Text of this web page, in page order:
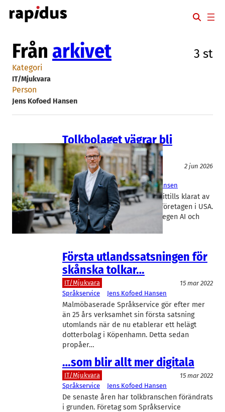
Hoppa
till
Från arkivet 3 st
Kategori
IT/Mjukvara
Person
Jens Kofoed Hansen
Tolkbolaget vägrar bli
uppköpt
AI Digitala tjänster
2 jun 2026
Språkservice
Antonijo Trpevski, Jens Kofoed Hansen
Tolkbolaget Språkservice har hittills klarat av
konkurrensen från AI och jätteföretagen i USA.
Nu lanserar Malmöbolaget sin egen AI och
säger nej till uppköpspropåer.
Första utlandssatsningen för
skånska tolkar…
IT/Mjukvara
15 mar 2022
Språkservice
Jens Kofoed Hansen
Malmöbaserade Språkservice gör efter mer
än 25 års verksamhet sin första satsning
utomlands när de nu etablerar ett helägt
dotterbolag i Köpenhamn. Detta sedan
propåer…
…som blir allt mer digitala
IT/Mjukvara
15 mar 2022
Språkservice
Jens Kofoed Hansen
De senaste åren har tolkbranschen förändrats
i grunden. Företag som Språkservice